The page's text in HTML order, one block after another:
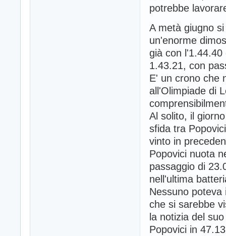
potrebbe
A metà giugno
un'enorme
già con l'1.44.40
1.43.21, con
E' un crono che
all'Olimpiade di
Al solito, il
sfida tra
vinto in
Popovici nuota
passaggio di
nell'ultima
Nessuno
che si sarebbe
la notizia del
Popovici in